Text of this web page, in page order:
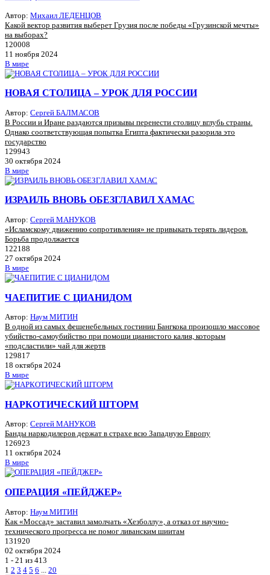
Автор: Михаил ЛЕДЕНЦОВ
Какой вектор развития выберет Грузия после победы «Грузинской мечты»
на выборах?
120008
11 ноября 2024
В мире
НОВАЯ СТОЛИЦА – УРОК ДЛЯ РОССИИ
Автор: Сергей БАЛМАСОВ
В России и Иране раздаются призывы перенести столицу вглубь страны.
Однако соответствующая попытка Египта фактически разорила это
государство
129943
30 октября 2024
В мире
ИЗРАИЛЬ ВНОВЬ ОБЕЗГЛАВИЛ ХАМАС
Автор: Сергей МАНУКОВ
«Исламскому движению сопротивления» не привыкать терять лидеров.
Борьба продолжается
122188
27 октября 2024
В мире
ЧАЕПИТИЕ С ЦИАНИДОМ
Автор: Наум МИТИН
В одной из самых фешенебельных гостиниц Бангкока произошло массовое
убийство-самоубийство при помощи цианистого калия, которым
«подсластили» чай для жертв
129817
18 октября 2024
В мире
НАРКОТИЧЕСКИЙ ШТОРМ
Автор: Сергей МАНУКОВ
Банды наркодилеров держат в страхе всю Западную Европу
126923
11 октября 2024
В мире
ОПЕРАЦИЯ «ПЕЙДЖЕР»
Автор: Наум МИТИН
Как «Моссад» заставил замолчать «Хезболлу», а отказ от научно-
технического прогресса не помог ливанским шиитам
131920
02 октября 2024
1 - 21 из 413
1 2 3 4 5 6
20